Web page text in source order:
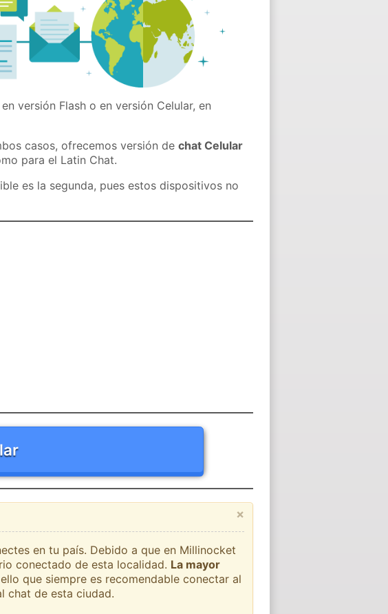
versión Flash o en versión Celular, en
casos, ofrecemos versión dechat Celular
para el Latin Chat.
es la segunda, pues estos dispositivos no
×
en tu país. Debido a que en Millinocket
conectado de esta localidad. La mayor
que siempre es recomendable conectar al
chat de esta ciudad.